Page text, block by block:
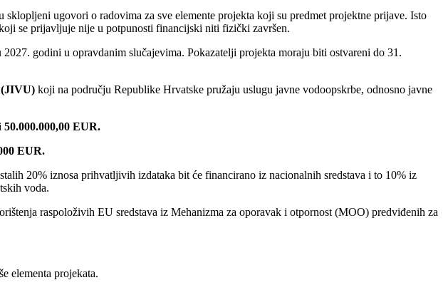
ugovori o radovima za sve elemente projekta koji su predmet projektne prijave. Isto
se prijavljuje nije u potpunosti financijski niti fizički završen.
godini u opravdanim slučajevima. Pokazatelji projekta moraju biti ostvareni do 31.
(JIVU) koji na području Republike Hrvatske pružaju uslugu javne vodoopskrbe, odnosno javne
50.000.000,00 EUR.
EUR.
20% iznosa prihvatljivih izdataka bit će financirano iz nacionalnih sredstava i to 10% iz
voda.
raspoloživih EU sredstava iz Mehanizma za oporavak i otpornost (MOO) predviđenih za
elementa projekata.